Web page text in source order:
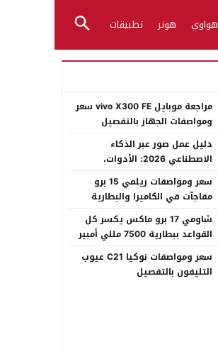
هواوي هونر تطبيقات
مراجعة موبايل vivo X300 FE سعر
ومواصفات الجهاز بالتفصيل
دليل عمل صور عبر الذكاء
الاصطناعي 2026: الأدوات،
سعر ومواصفات ريلمي 15 برو
مفاجآت في الكاميرا والبطارية
شاومي 17 برو ماكس يكسر كل
القواعد ببطارية 7500 مللي أمبير
سعر ومواصفات نوكيا C21 عيوب
التليفون بالتفصيل